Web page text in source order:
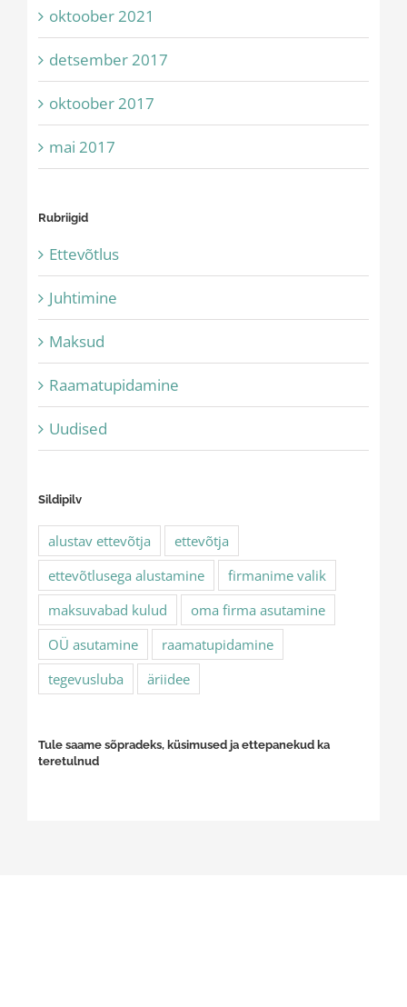
oktoober 2021
detsember 2017
oktoober 2017
mai 2017
Rubriigid
Ettevõtlus
Juhtimine
Maksud
Raamatupidamine
Uudised
Sildipilv
alustav ettevõtja
ettevõtja
ettevõtlusega alustamine
firmanime valik
maksuvabad kulud
oma firma asutamine
OÜ asutamine
raamatupidamine
tegevusluba
äriidee
Tule saame sõpradeks, küsimused ja ettepanekud ka
teretulnud